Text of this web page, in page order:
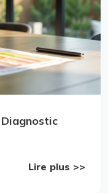
Lire plus >>